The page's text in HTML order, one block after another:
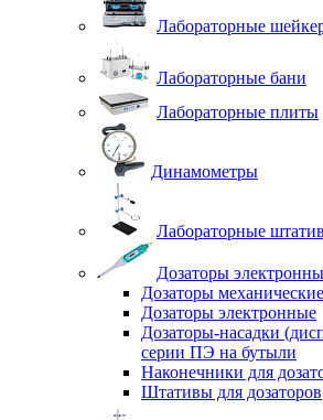
Лабораторные
Лабораторные бани
Лабораторные плиты
Динамометры
Лабораторные
Дозаторы
Дозаторы механические
Дозаторы электронные
Дозаторы-насадки
серии ПЭ на бутыли
Наконечники для
Штативы для дозаторов